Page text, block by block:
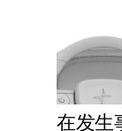
在发生